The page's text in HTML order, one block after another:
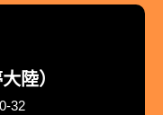
陸）
32